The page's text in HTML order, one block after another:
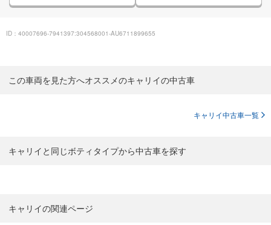
ID：40007696-7941397:304568001-AU6711899655
この車両を見た方へオススメのキャリイの中古車
キャリイ中古車一覧
キャリイと同じボティタイプから中古車を探す
キャリイの関連ページ